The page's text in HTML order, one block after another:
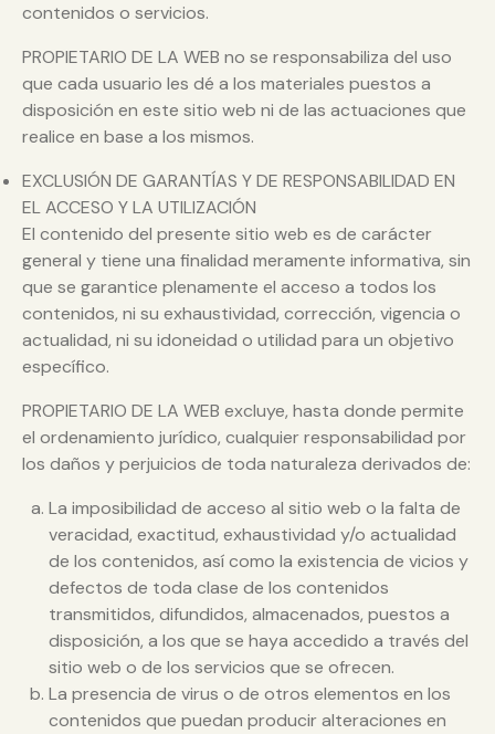
contenidos o servicios.
PROPIETARIO DE LA WEB no se responsabiliza del uso
que cada usuario les dé a los materiales puestos a
disposición en este sitio web ni de las actuaciones que
realice en base a los mismos.
EXCLUSIÓN DE GARANTÍAS Y DE RESPONSABILIDAD EN
EL ACCESO Y LA UTILIZACIÓN
El contenido del presente sitio web es de carácter
general y tiene una finalidad meramente informativa, sin
que se garantice plenamente el acceso a todos los
contenidos, ni su exhaustividad, corrección, vigencia o
actualidad, ni su idoneidad o utilidad para un objetivo
específico.
PROPIETARIO DE LA WEB excluye, hasta donde permite
el ordenamiento jurídico, cualquier responsabilidad por
los daños y perjuicios de toda naturaleza derivados de:
La imposibilidad de acceso al sitio web o la falta de
veracidad, exactitud, exhaustividad y/o actualidad
de los contenidos, así como la existencia de vicios y
defectos de toda clase de los contenidos
transmitidos, difundidos, almacenados, puestos a
disposición, a los que se haya accedido a través del
sitio web o de los servicios que se ofrecen.
La presencia de virus o de otros elementos en los
contenidos que puedan producir alteraciones en